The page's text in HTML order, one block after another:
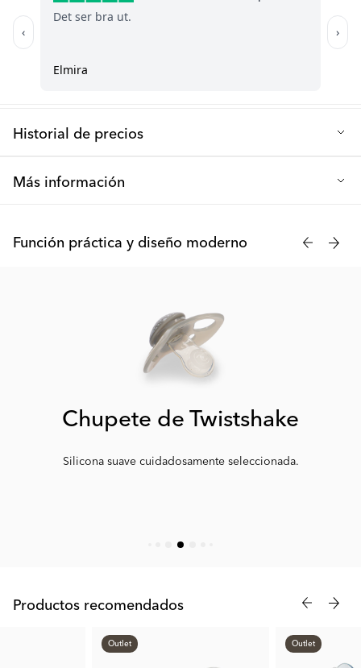
Historial de precios
Más información
dos tamaños diferentes (de 0 a 6 meses y a partir de 6 meses) y
Función práctica y diseño moderno
Chupete de Twistshake
Silicona suave cuidadosamente seleccionada.
Productos recomendados
Outlet Outlet